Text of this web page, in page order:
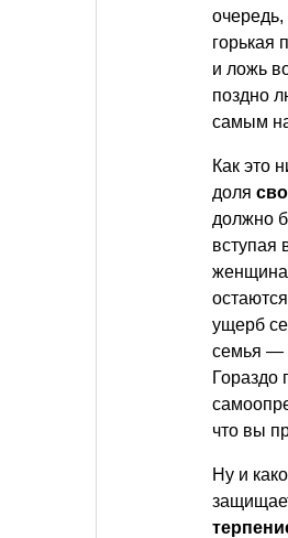
горькая
и ложь
поздно
самым
Как это
доля
должно
вступая
ущерб
семья —
Гораздо
что вы
Ну и